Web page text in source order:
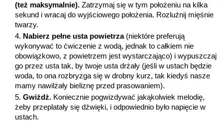
(też maksymalnie). Zatrzymaj się w tym położeniu na kilka
sekund i wracaj do wyjściowego położenia. Rozluźnij mięśnie
twarzy.
Nabierz pełne usta powietrza(niektóre preferują
wykonywać to ćwiczenie z wodą, jednak to całkiem nie
obowiązkowo, z powietrzem jest wystarczająco) i wypuszczaj
go przez usta tak, by twoje usta drżały (jeśli w ustach będzie
woda, to ona rozbryzga się w drobny kurz, tak kiedyś nasze
mamy nawilżały bieliznę przed prasowaniem).
Gwiżdż. Koniecznie pogwizdywać jakąkolwiek melodię,
żeby przeplatały się dźwięki, i odpowiednio było napięcie w
ustach.